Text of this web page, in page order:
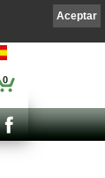
0
Aceptar